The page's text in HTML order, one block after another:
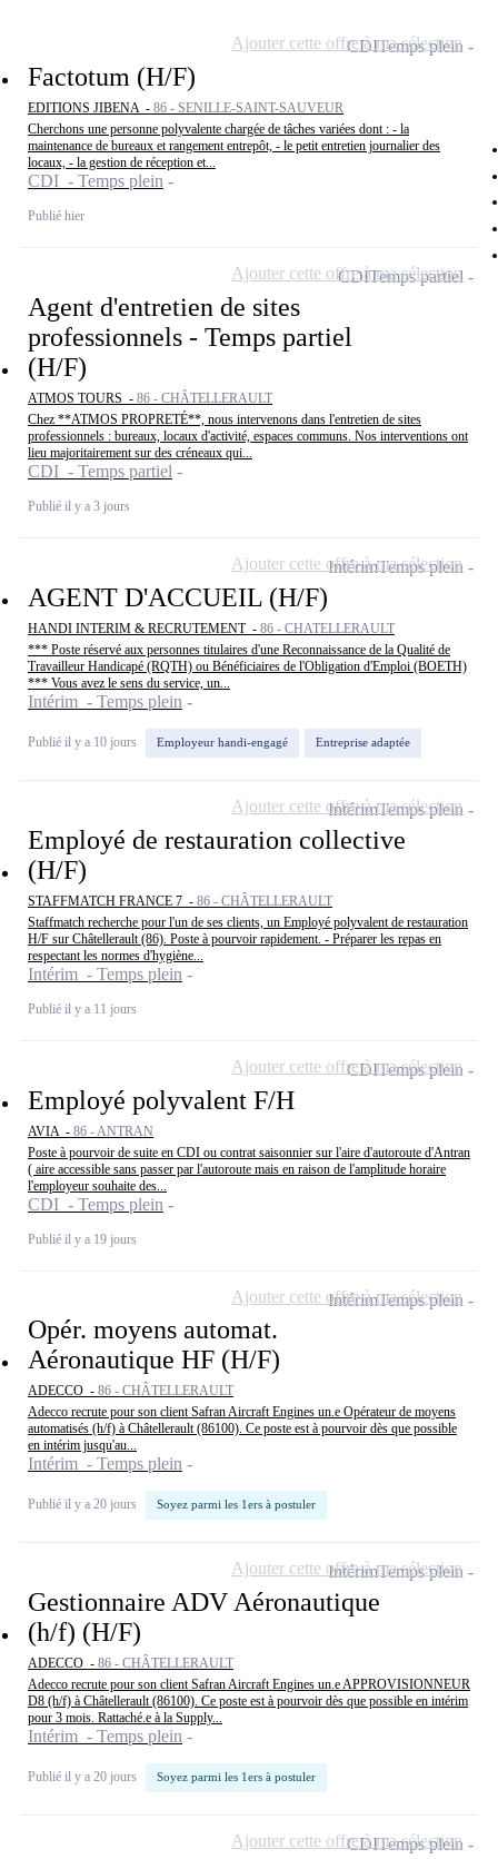
Factotum (H/F)
EDITIONS JIBENA - 86 - SENILLE-SAINT-SAUVEUR
Cherchons une personne polyvalente chargée de tâches variées dont : - la
maintenance de bureaux et rangement entrepôt, - le petit entretien journalier des
locaux, - la gestion de réception et...
CDI - Temps plein
Publié hier
CDITemps plein
Ajouter cette offre à ma sélection
Agent d'entretien de sites
professionnels - Temps partiel
(H/F)
ATMOS TOURS - 86 - CHÂTELLERAULT
Chez **ATMOS PROPRETÉ**, nous intervenons dans l'entretien de sites
professionnels : bureaux, locaux d'activité, espaces communs. Nos interventions ont
lieu majoritairement sur des créneaux qui...
CDI - Temps partiel
Publié il y a 3 jours
CDITemps partiel
Ajouter cette offre à ma sélection
AGENT D'ACCUEIL (H/F)
HANDI INTERIM & RECRUTEMENT - 86 - CHATELLERAULT
*** Poste réservé aux personnes titulaires d'une Reconnaissance de la Qualité de
Travailleur Handicapé (RQTH) ou Bénéficiaires de l'Obligation d'Emploi (BOETH)
*** Vous avez le sens du service, un...
Intérim - Temps plein
Publié il y a 10 jours Employeur handi-engagé Entreprise adaptée
IntérimTemps plein
Ajouter cette offre à ma sélection
Employé de restauration collective
(H/F)
STAFFMATCH FRANCE 7 - 86 - CHÂTELLERAULT
Staffmatch recherche pour l'un de ses clients, un Employé polyvalent de restauration
H/F sur Châtellerault (86). Poste à pourvoir rapidement. - Préparer les repas en
respectant les normes d'hygiène...
Intérim - Temps plein
Publié il y a 11 jours
IntérimTemps plein
Ajouter cette offre à ma sélection
Employé polyvalent F/H
AVIA - 86 - ANTRAN
Poste à pourvoir de suite en CDI ou contrat saisonnier sur l'aire d'autoroute d'Antran
( aire accessible sans passer par l'autoroute mais en raison de l'amplitude horaire
l'employeur souhaite des...
CDI - Temps plein
Publié il y a 19 jours
CDITemps plein
Ajouter cette offre à ma sélection
Opér. moyens automat.
Aéronautique HF (H/F)
ADECCO - 86 - CHÂTELLERAULT
Adecco recrute pour son client Safran Aircraft Engines un.e Opérateur de moyens
automatisés (h/f) à Châtellerault (86100). Ce poste est à pourvoir dès que possible
en intérim jusqu'au...
Intérim - Temps plein
Publié il y a 20 jours Soyez parmi les 1ers à postuler
IntérimTemps plein
Ajouter cette offre à ma sélection
Gestionnaire ADV Aéronautique
(h/f) (H/F)
ADECCO - 86 - CHÂTELLERAULT
Adecco recrute pour son client Safran Aircraft Engines un.e APPROVISIONNEUR
D8 (h/f) à Châtellerault (86100). Ce poste est à pourvoir dès que possible en intérim
pour 3 mois. Rattaché.e à la Supply...
Intérim - Temps plein
Publié il y a 20 jours Soyez parmi les 1ers à postuler
IntérimTemps plein
Ajouter cette offre à ma sélection
CDITemps plein
Ajouter cette offre à ma sélection